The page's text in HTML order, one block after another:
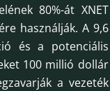
80%-át XNET
használják. A 9,6
és a potenciális
100 millió dollár
a vezeték